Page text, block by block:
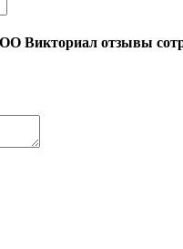
Викториал отзывы